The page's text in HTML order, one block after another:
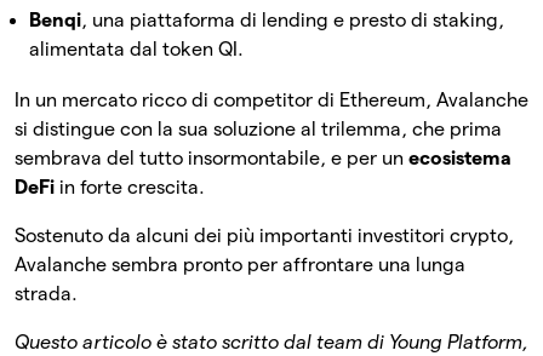
Benqi, una piattaforma di lending e presto di staking,
alimentata dal token QI.
In un mercato ricco di competitor di Ethereum, Avalanche
si distingue con la sua soluzione al trilemma, che prima
sembrava del tutto insormontabile, e per un ecosistema
DeFi in forte crescita.
Sostenuto da alcuni dei più importanti investitori crypto,
Avalanche sembra pronto per affrontare una lunga
strada.
Questo articolo è stato scritto dal team di Young Platform,